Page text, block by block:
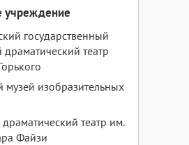
учреждение
государственный
драматический театр
музей изобразительных
драматический театр им.
Файзи